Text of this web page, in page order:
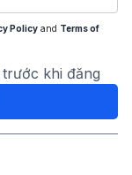
Policy and Terms of
khi đăng